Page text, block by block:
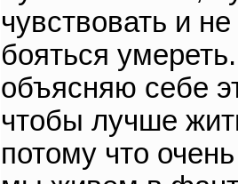
чувствовать и не
бояться
объясняю себе
чтобы лучше
потому что